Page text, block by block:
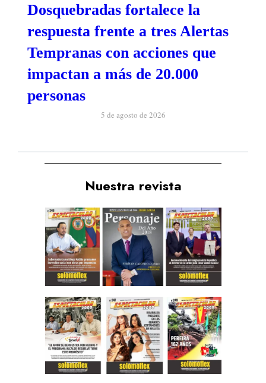
Dosquebradas fortalece la
respuesta frente a tres Alertas
Tempranas con acciones que
impactan a más de 20.000
personas
5 de agosto de 2026
Nuestra revista